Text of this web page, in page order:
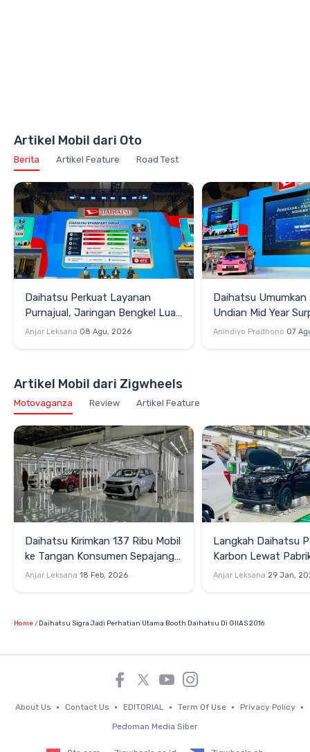
Artikel Mobil dari Oto
Berita Artikel Feature Road Test
Daihatsu Perkuat Layanan
Purnajual, Jaringan Bengkel Luas
hingga Garansi Suku Cadang 24
Anjar Leksana 08 Agu, 2026
Daihatsu
Undian Mid Year
2026
Anindiyo Pradhono 07
Artikel Mobil dari Zigwheels
Motovaganza Review Artikel Feature
Daihatsu Kirimkan 137 Ribu Mobil
ke Tangan Konsumen Sepajang
2025
Anjar Leksana 18 Feb, 2026
Langkah Daihatsu
Karbon Lewat
Hybrid
Anjar Leksana 29 Jan,
Home Daihatsu Sigra Jadi Perhatian Utama Booth Daihatsu Di GIIAS 2016
About Us Contact Us EDITORIAL Term Of Use
Privacy Policy
Pedoman Media Siber